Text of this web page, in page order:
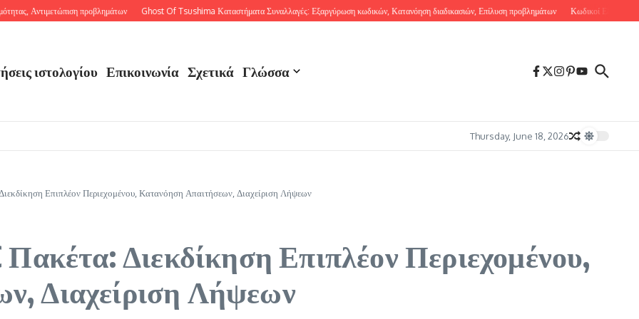
προβλημάτων Ghost Of Tsushima Καταστήματα Συναλλαγές: Εξαργύρωση κωδικών, Κατανόηση διαδικασιών, Επίλυση προβλημάτων Κωδικοί Εξαργύρωσης
ιστολογίου Επικοινωνία Σχετικά Γλώσσα
Thursday, June 18, 2026
Επιπλέον Περιεχομένου, Κατανόηση Απαιτήσεων, Διαχείριση Λήψεων
Διεκδίκηση Επιπλέον Περιεχομένου,
Διαχείριση Λήψεων